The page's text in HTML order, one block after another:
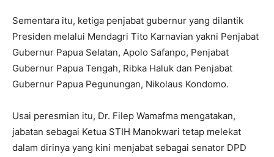
Sementara itu, ketiga penjabat gubernur yang dilantik
Presiden melalui Mendagri Tito Karnavian yakni Penjabat
Gubernur Papua Selatan, Apolo Safanpo, Penjabat
Gubernur Papua Tengah, Ribka Haluk dan Penjabat
Gubernur Papua Pegunungan, Nikolaus Kondomo.
Usai peresmian itu, Dr. Filep Wamafma mengatakan,
jabatan sebagai Ketua STIH Manokwari tetap melekat
dalam dirinya yang kini menjabat sebagai senator DPD